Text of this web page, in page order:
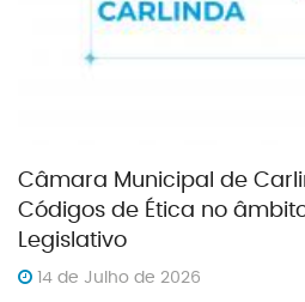
Câmara Municipal de
Códigos de Ética no
Legislativo
14 de Julho de 2026